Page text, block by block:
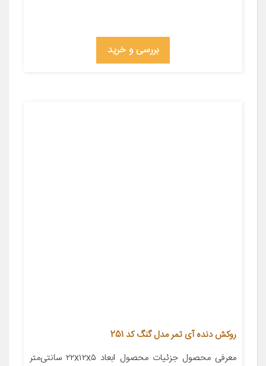
بررسی و خرید
روکش دنده آی تمر مدل گنگ کد 251
معرفی محصول جزئیات محصول ابعاد ۲۲x۱۲x۵ سانتی‌متر